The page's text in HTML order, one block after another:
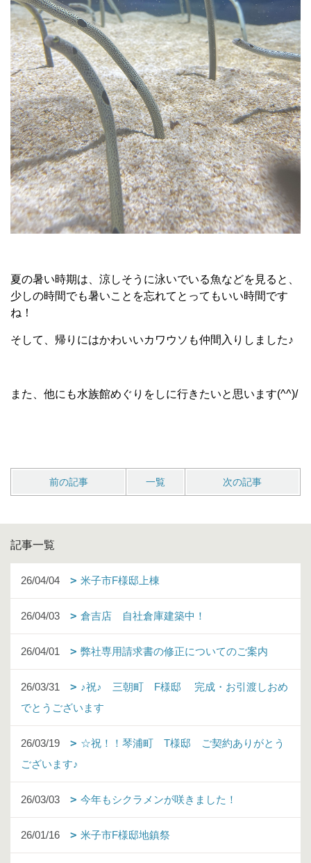
夏の暑い時期は、涼しそうに泳いでいる魚などを見ると、
少しの時間でも暑いことを忘れてとってもいい時間です
ね！
そして、帰りにはかわいいカワウソも仲間入りしました♪
また、他にも水族館めぐりをしに行きたいと思います(^^)/
前の記事 一覧 次の記事
記事一覧
26/04/04 米子市F様邸上棟
26/04/03 倉吉店 自社倉庫建築中！
26/04/01 弊社専用請求書の修正についてのご案内
26/03/31
♪祝♪ 三朝町 F様邸 完成・お引渡しおめ
でとうございます
26/03/19
☆祝！！琴浦町 T様邸 ご契約ありがとう
ございます♪
26/03/03 今年もシクラメンが咲きました！
26/01/16 米子市F様邸地鎮祭